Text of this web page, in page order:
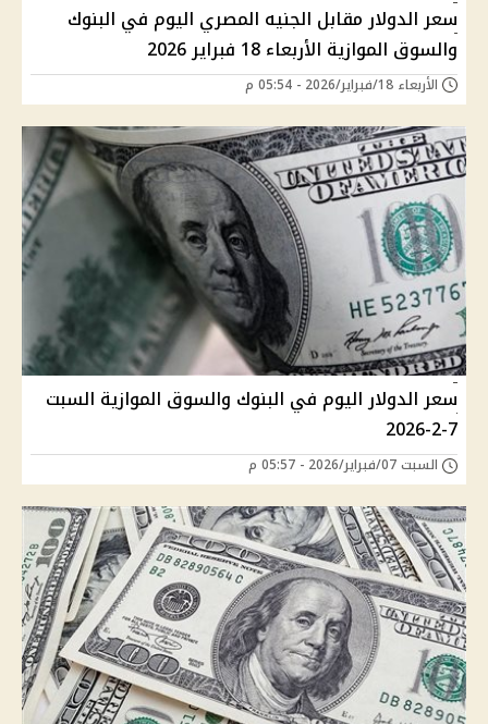
سعر الدولار مقابل الجنيه المصري اليوم في البنوك
والسوق الموازية الأربعاء 18 فبراير 2026
الأربعاء 18/فبراير/2026 - 05:54 م
سعر الدولار اليوم في البنوك والسوق الموازية السبت
7-2-2026
السبت 07/فبراير/2026 - 05:57 م